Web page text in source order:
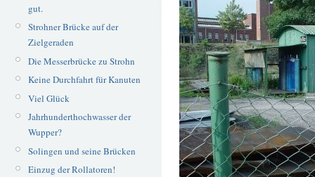
gut.
Strohner Brücke auf der
Zielgeraden
Die Messerbrücke zu Strohn
Keine Durchfahrt für Kanuten
Viel Glück
Jahrhunderthochwasser der
Wupper?
Solingen und seine Brücken
Einzug der Rollatoren!